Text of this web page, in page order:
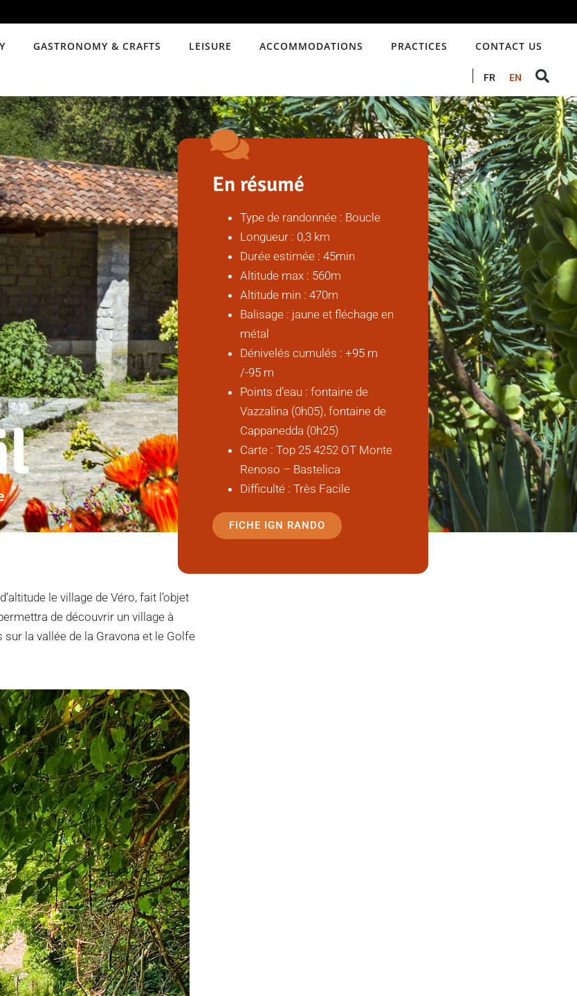
GASTRONOMY & CRAFTS LEISURE ACCOMMODATIONS PRACTICES CONTACT US
FR EN
En résumé
Type de randonnée : Boucle
Longueur : 0,3 km
Durée estimée : 45min
Altitude max : 560m
Altitude min : 470m
Balisage : jaune et fléchage en
métal
Dénivelés cumulés : +95 m
/-95 m
Points d’eau : fontaine de
Vazzalina (0h05), fontaine de
Cappanedda (0h25)
Carte : Top 25 4252 OT Monte
Renoso – Bastelica
Difficulté : Très Facile
FICHE IGN RANDO
le village de Véro, fait l’objet
de découvrir un village à
la vallée de la Gravona et le Golfe